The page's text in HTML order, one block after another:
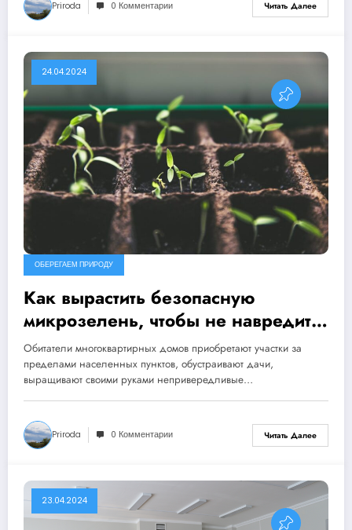
Priroda 0 Комментарии Читать Далее
24.04.2024
ОБЕРЕГАЕМ ПРИРОДУ
Как вырастить безопасную
микрозелень, чтобы не навредить
здоровью
Обитатели многоквартирных домов приобретают участки за
пределами населенных пунктов, обустраивают дачи,
выращивают своими руками непривередливые…
Priroda 0 Комментарии Читать Далее
23.04.2024